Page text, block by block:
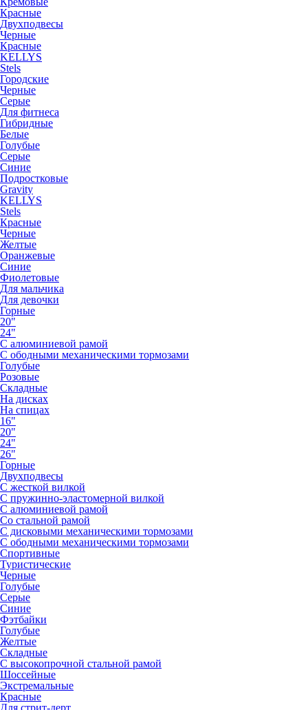
Красные
Двухподвесы
Черные
Красные
KELLYS
Stels
Городские
Черные
Серые
Для фитнеса
Гибридные
Белые
Голубые
Серые
Синие
Подростковые
Gravity
KELLYS
Stels
Красные
Черные
Желтые
Оранжевые
Синие
Фиолетовые
Для мальчика
Для девочки
Горные
20"
24"
С алюминиевой рамой
С ободными механическими тормозами
Голубые
Розовые
Складные
На дисках
На спицах
16"
20"
24"
26"
Горные
Двухподвесы
С жесткой вилкой
С пружинно-эластомерной вилкой
С алюминиевой рамой
Со стальной рамой
С дисковыми механическими тормозами
С ободными механическими тормозами
Спортивные
Туристические
Черные
Голубые
Серые
Синие
Фэтбайки
Голубые
Желтые
Складные
С высокопрочной стальной рамой
Шоссейные
Экстремальные
Красные
Для стрит-дерт